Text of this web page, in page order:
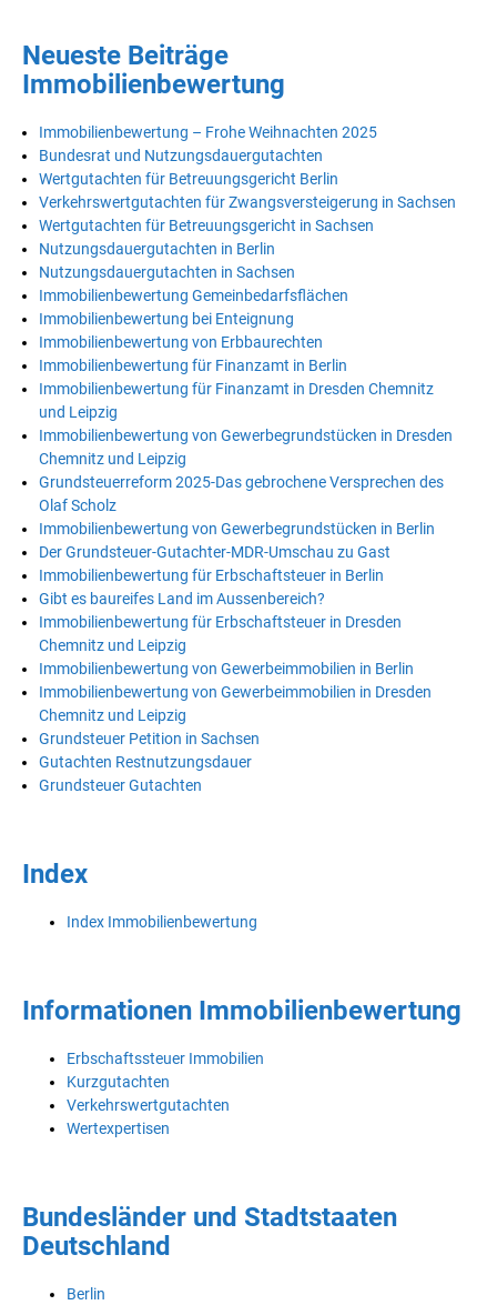
Neueste Beiträge
Immobilienbewertung
Immobilienbewertung – Frohe Weihnachten 2025
Bundesrat und Nutzungsdauergutachten
Wertgutachten für Betreuungsgericht Berlin
Verkehrswertgutachten für Zwangsversteigerung in Sachsen
Wertgutachten für Betreuungsgericht in Sachsen
Nutzungsdauergutachten in Berlin
Nutzungsdauergutachten in Sachsen
Immobilienbewertung Gemeinbedarfsflächen
Immobilienbewertung bei Enteignung
Immobilienbewertung von Erbbaurechten
Immobilienbewertung für Finanzamt in Berlin
Immobilienbewertung für Finanzamt in Dresden Chemnitz
und Leipzig
Immobilienbewertung von Gewerbegrundstücken in Dresden
Chemnitz und Leipzig
Grundsteuerreform 2025-Das gebrochene Versprechen des
Olaf Scholz
Immobilienbewertung von Gewerbegrundstücken in Berlin
Der Grundsteuer-Gutachter-MDR-Umschau zu Gast
Immobilienbewertung für Erbschaftsteuer in Berlin
Gibt es baureifes Land im Aussenbereich?
Immobilienbewertung für Erbschaftsteuer in Dresden
Chemnitz und Leipzig
Immobilienbewertung von Gewerbeimmobilien in Berlin
Immobilienbewertung von Gewerbeimmobilien in Dresden
Chemnitz und Leipzig
Grundsteuer Petition in Sachsen
Gutachten Restnutzungsdauer
Grundsteuer Gutachten
Index
Index Immobilienbewertung
Informationen Immobilienbewertung
Erbschaftssteuer Immobilien
Kurzgutachten
Verkehrswertgutachten
Wertexpertisen
Bundesländer und Stadtstaaten
Deutschland
Berlin